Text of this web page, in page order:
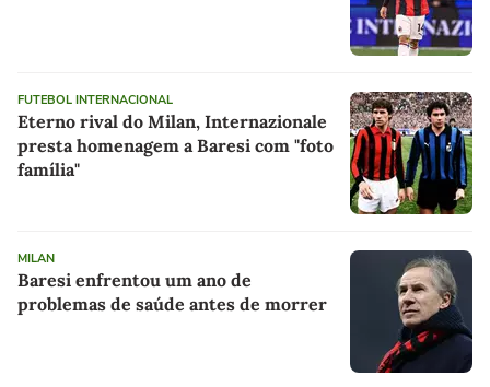
FUTEBOL INTERNACIONAL
Eterno rival do Milan, Internazionale
presta homenagem a Baresi com "foto
família"
MILAN
Baresi enfrentou um ano de
problemas de saúde antes de morrer